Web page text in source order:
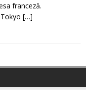
franceză.
[…]